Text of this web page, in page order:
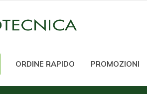
ORDINE RAPIDO PROMOZIONI